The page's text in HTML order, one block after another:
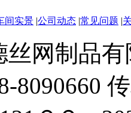
间实景 |公司动态 |常见问题 |
丝网制品
8090660